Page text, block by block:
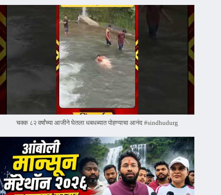
चक्क ८२ वर्षांच्या आजीने घेतला धबधब्यात पोहण्याचा आनंद #sindhudurg